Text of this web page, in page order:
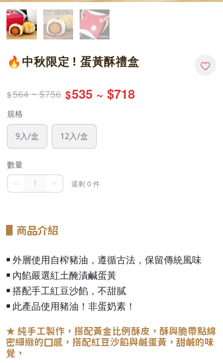
🔥中秋限定 ! 蛋黃酥禮盒
$564 ~ $756 $535 ~ $718
規格
9入/盒 12入/盒
數量
還剩 0 件
商品介紹
￭ 外層使用自榨豬油，遵循古法，保留傳統風味
￭ 內餡嚴選紅土醃漬鹹蛋黃
￭ 搭配手工紅豆沙餡，不甜膩
￭ 此產品使用豬油！非蛋奶素！
★ 純手工製作，搭配黃金比例酥皮，酥與脆帶點綿
密細緻的口感，搭配紅豆沙餡與鹹蛋黃，甜鹹的味
覺，